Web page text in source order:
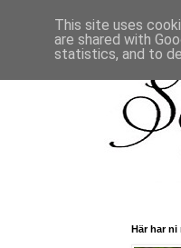
Här har ni
This site uses
are shared with
statistics, and to